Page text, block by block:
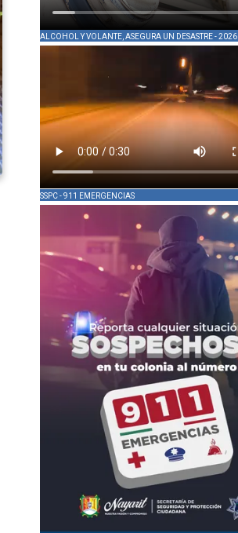
ALCOHOL Y VOLANTE, ASEGURA UN DESASTRE - 2026
SSPC - 911 EMERGENCIAS